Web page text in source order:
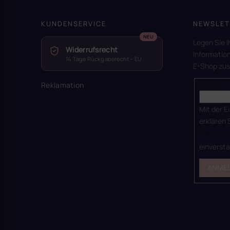
KUNDENSERVICE
Widerrufsrecht
14 Tage Rückgaberecht – EU
Reklamation
Legen Sie
E-Shop
Mit der
erklären